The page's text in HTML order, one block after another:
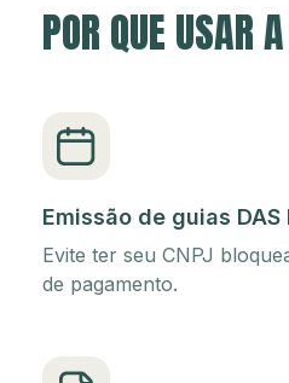
POR QUE USAR
Emissão de guias DAS
Evite ter seu CNPJ
de pagamento.